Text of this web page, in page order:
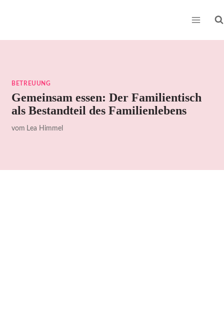
BETREUUNG
Gemeinsam essen: Der Familientisch
als Bestandteil des Familienlebens
vom Lea Himmel